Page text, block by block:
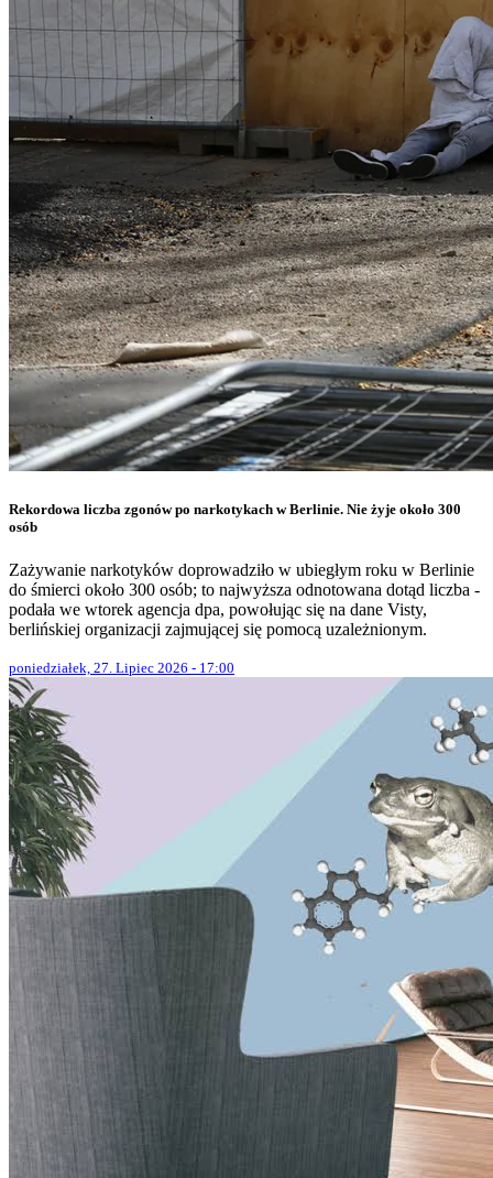
Rekordowa liczba zgonów po narkotykach w Berlinie. Nie żyje około 300
osób
Zażywanie narkotyków doprowadziło w ubiegłym roku w Berlinie
do śmierci około 300 osób; to najwyższa odnotowana dotąd liczba -
podała we wtorek agencja dpa, powołując się na dane Visty,
berlińskiej organizacji zajmującej się pomocą uzależnionym.
poniedziałek, 27. Lipiec 2026 - 17:00